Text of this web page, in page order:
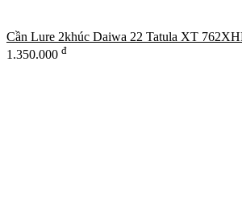
Cần Lure 2khúc Daiwa 22 Tatula XT
1.350.000 đ